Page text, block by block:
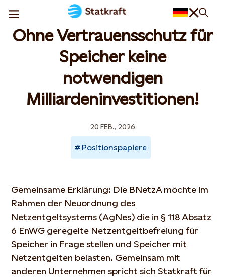
Ohne Vertrauensschutz für
Speicher keine
notwendigen
Milliardeninvestitionen!
20 FEB., 2026
Positionspapiere
Gemeinsame Erklärung: Die BNetzA möchte im
Rahmen der Neuordnung des
Netzentgeltsystems (AgNes) die in § 118 Absatz
6 EnWG geregelte Netzentgeltbefreiung für
Speicher in Frage stellen und Speicher mit
Netzentgelten belasten. Gemeinsam mit
anderen Unternehmen spricht sich Statkraft für